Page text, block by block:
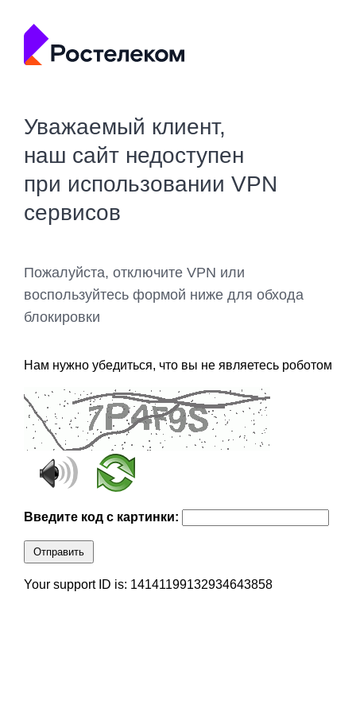
Уважаемый клиент,
наш сайт недоступен
при использовании VPN
сервисов
Пожалуйста, отключите VPN или
воспользуйтесь формой ниже для обхода
блокировки
Нам нужно убедиться, что вы не являетесь роботом
Введите код с картинки:
Отправить
Your support ID is: 14141199132934643858